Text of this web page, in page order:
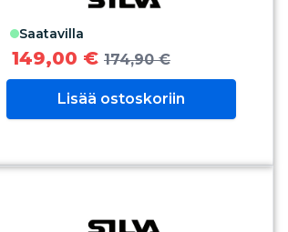
saatavilla
149,00 € 174,90 €
Lisää ostoskoriin